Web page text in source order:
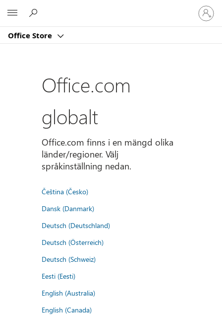
Office Store
Logga
in
på
konto
Office.com
globalt
Office.com finns i en mängd olika
länder/regioner. Välj
språkinställning nedan.
Čeština (Česko)
Dansk (Danmark)
Deutsch (Deutschland)
Deutsch (Österreich)
Deutsch (Schweiz)
Eesti (Eesti)
English (Australia)
English (Canada)